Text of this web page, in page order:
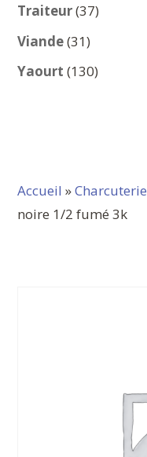
Traiteur 3737
Viande 3131
produits
Yaourt 130130
Accueil »Charcuterie
noire 1/2 fumé 3k